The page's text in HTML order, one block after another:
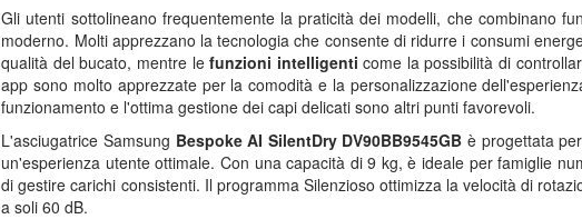
Gli utenti sottolineano frequentemente la praticità dei modelli, che combinano
moderno. Molti apprezzano la tecnologia che consente di ridurre i consumi
qualità del bucato, mentre lefunzioni intelligenti come la possibilità di
app sono molto apprezzate per la comodità e la personalizzazione
funzionamento e l'ottima gestione dei capi delicati sono altri punti favorevoli.
L'asciugatrice Samsung Bespoke AI SilentDry DV90BB9545GB è progettata
un'esperienza utente ottimale. Con una capacità di 9 kg, è ideale per famiglie
di gestire carichi consistenti. Il programma Silenzioso ottimizza la velocità di
a soli 60 dB.